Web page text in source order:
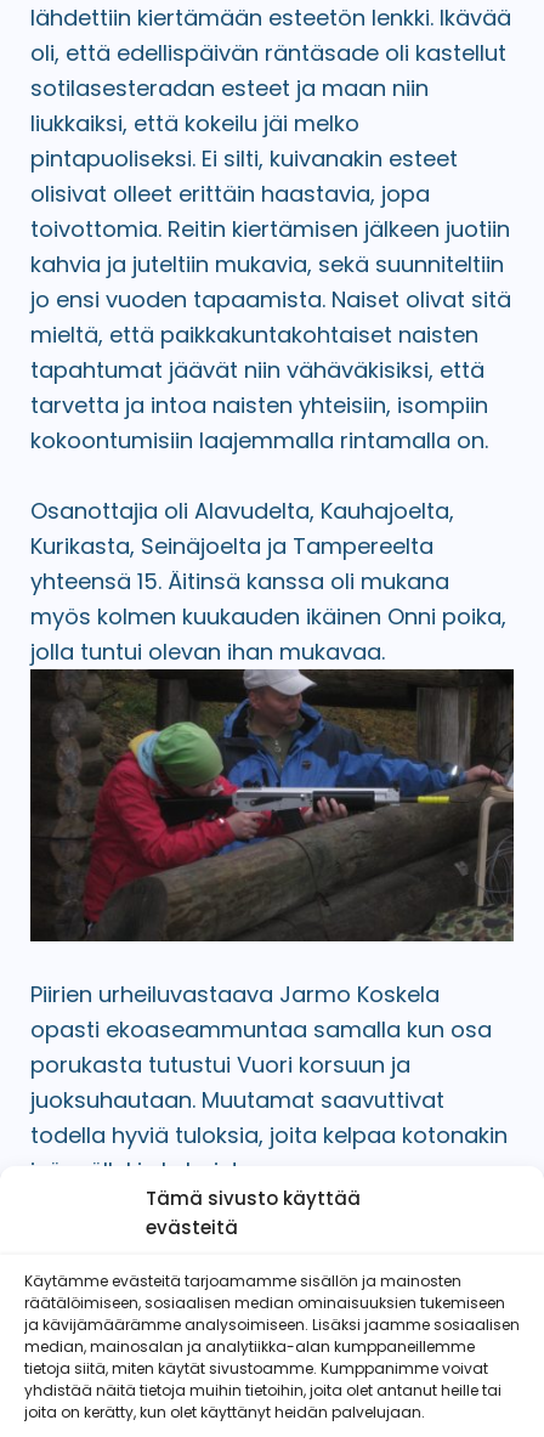
Tämä sivusto käyttää
evästeitä
Käytämme evästeitä tarjoamamme sisällön ja mainosten
räätälöimiseen, sosiaalisen median ominaisuuksien tukemiseen
ja kävijämäärämme analysoimiseen. Lisäksi jaamme sosiaalisen
median, mainosalan ja analytiikka-alan kumppaneillemme
tietoja siitä, miten käytät sivustoamme. Kumppanimme voivat
yhdistää näitä tietoja muihin tietoihin, joita olet antanut heille tai
joita on kerätty, kun olet käyttänyt heidän palvelujaan.
lähdettiin kiertämään esteetön lenkki. Ikävää
oli, että edellispäivän räntäsade oli kastellut
sotilasesteradan esteet ja maan niin
liukkaiksi, että kokeilu jäi melko
pintapuoliseksi. Ei silti, kuivanakin esteet
olisivat olleet erittäin haastavia, jopa
toivottomia. Reitin kiertämisen jälkeen juotiin
kahvia ja juteltiin mukavia, sekä suunniteltiin
jo ensi vuoden tapaamista. Naiset olivat sitä
mieltä, että paikkakuntakohtaiset naisten
tapahtumat jäävät niin vähäväkisiksi, että
tarvetta ja intoa naisten yhteisiin, isompiin
kokoontumisiin laajemmalla rintamalla on.
Osanottajia oli Alavudelta, Kauhajoelta,
Kurikasta, Seinäjoelta ja Tampereelta
yhteensä 15. Äitinsä kanssa oli mukana
myös kolmen kuukauden ikäinen Onni poika,
jolla tuntui olevan ihan mukavaa.
Piirien urheiluvastaava Jarmo Koskela
opasti ekoaseammuntaa samalla kun osa
porukasta tutustui Vuori korsuun ja
juoksuhautaan. Muutamat saavuttivat
todella hyviä tuloksia, joita kelpaa kotonakin
isännällekin kehaista.
Etelä-Pohjanmaan Reserviläisnaiset
ry